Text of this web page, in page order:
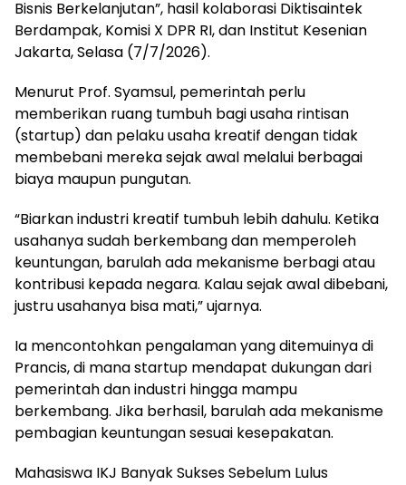
Bisnis Berkelanjutan”, hasil kolaborasi Diktisaintek
Berdampak, Komisi X DPR RI, dan Institut Kesenian
Jakarta, Selasa (7/7/2026).
Menurut Prof. Syamsul, pemerintah perlu
memberikan ruang tumbuh bagi usaha rintisan
(startup) dan pelaku usaha kreatif dengan tidak
membebani mereka sejak awal melalui berbagai
biaya maupun pungutan.
“Biarkan industri kreatif tumbuh lebih dahulu. Ketika
usahanya sudah berkembang dan memperoleh
keuntungan, barulah ada mekanisme berbagi atau
kontribusi kepada negara. Kalau sejak awal dibebani,
justru usahanya bisa mati,” ujarnya.
Ia mencontohkan pengalaman yang ditemuinya di
Prancis, di mana startup mendapat dukungan dari
pemerintah dan industri hingga mampu
berkembang. Jika berhasil, barulah ada mekanisme
pembagian keuntungan sesuai kesepakatan.
Mahasiswa IKJ Banyak Sukses Sebelum Lulus